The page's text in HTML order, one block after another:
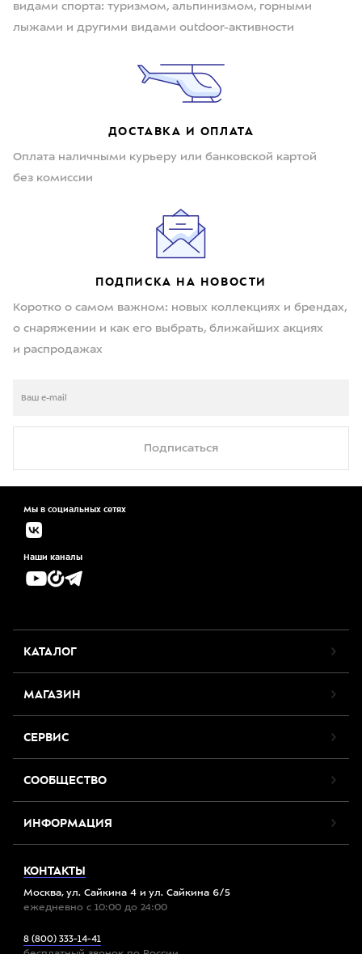
видами спорта: туризмом, альпинизмом, горными
лыжами и другими видами outdoor-активности
ДОСТАВКА И ОПЛАТА
Оплата наличными курьеру или банковской картой
без комиссии
ПОДПИСКА НА НОВОСТИ
Коротко о самом важном: новых коллекциях и брендах,
о снаряжении и как его выбрать, ближайших акциях
и распродажах
Подписаться
Мы в социальных сетях
Наши каналы
КАТАЛОГ
МАГАЗИН
СЕРВИС
СООБЩЕСТВО
ИНФОРМАЦИЯ
КОНТАКТЫ
Москва, ул. Сайкина 4 и ул. Сайкина 6/5
ежедневно с 10:00 до 24:00
8 (800) 333-14-41